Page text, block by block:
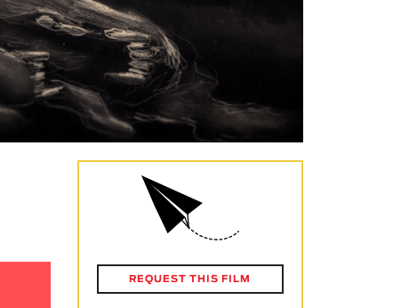
REQUEST THIS FILM